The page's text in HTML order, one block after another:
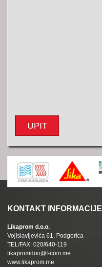
UPIT
KONTAKT INFORMACIJE
Likaprom d.o.o.
Vojislavljevića 61, Podgorica
TEL/FAX: 020/640-119
likapromdoo@t-com.me
www.likaprom.me